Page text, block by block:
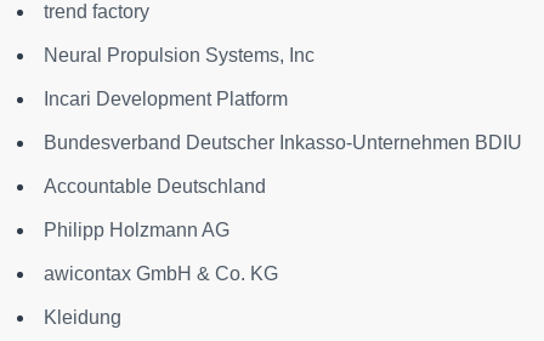
trend factory
Neural Propulsion Systems, Inc
Incari Development Platform
Bundesverband Deutscher Inkasso-Unternehmen BDIU
Accountable Deutschland
Philipp Holzmann AG
awicontax GmbH & Co. KG
Kleidung